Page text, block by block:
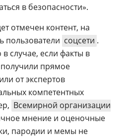
в безопасности».
отмечен контент, на
пользователи соцсети .
случае, если факты в
прямое
от экспертов
компетентных
Всемирной организации
мнение и оценочные
пародии и мемы не